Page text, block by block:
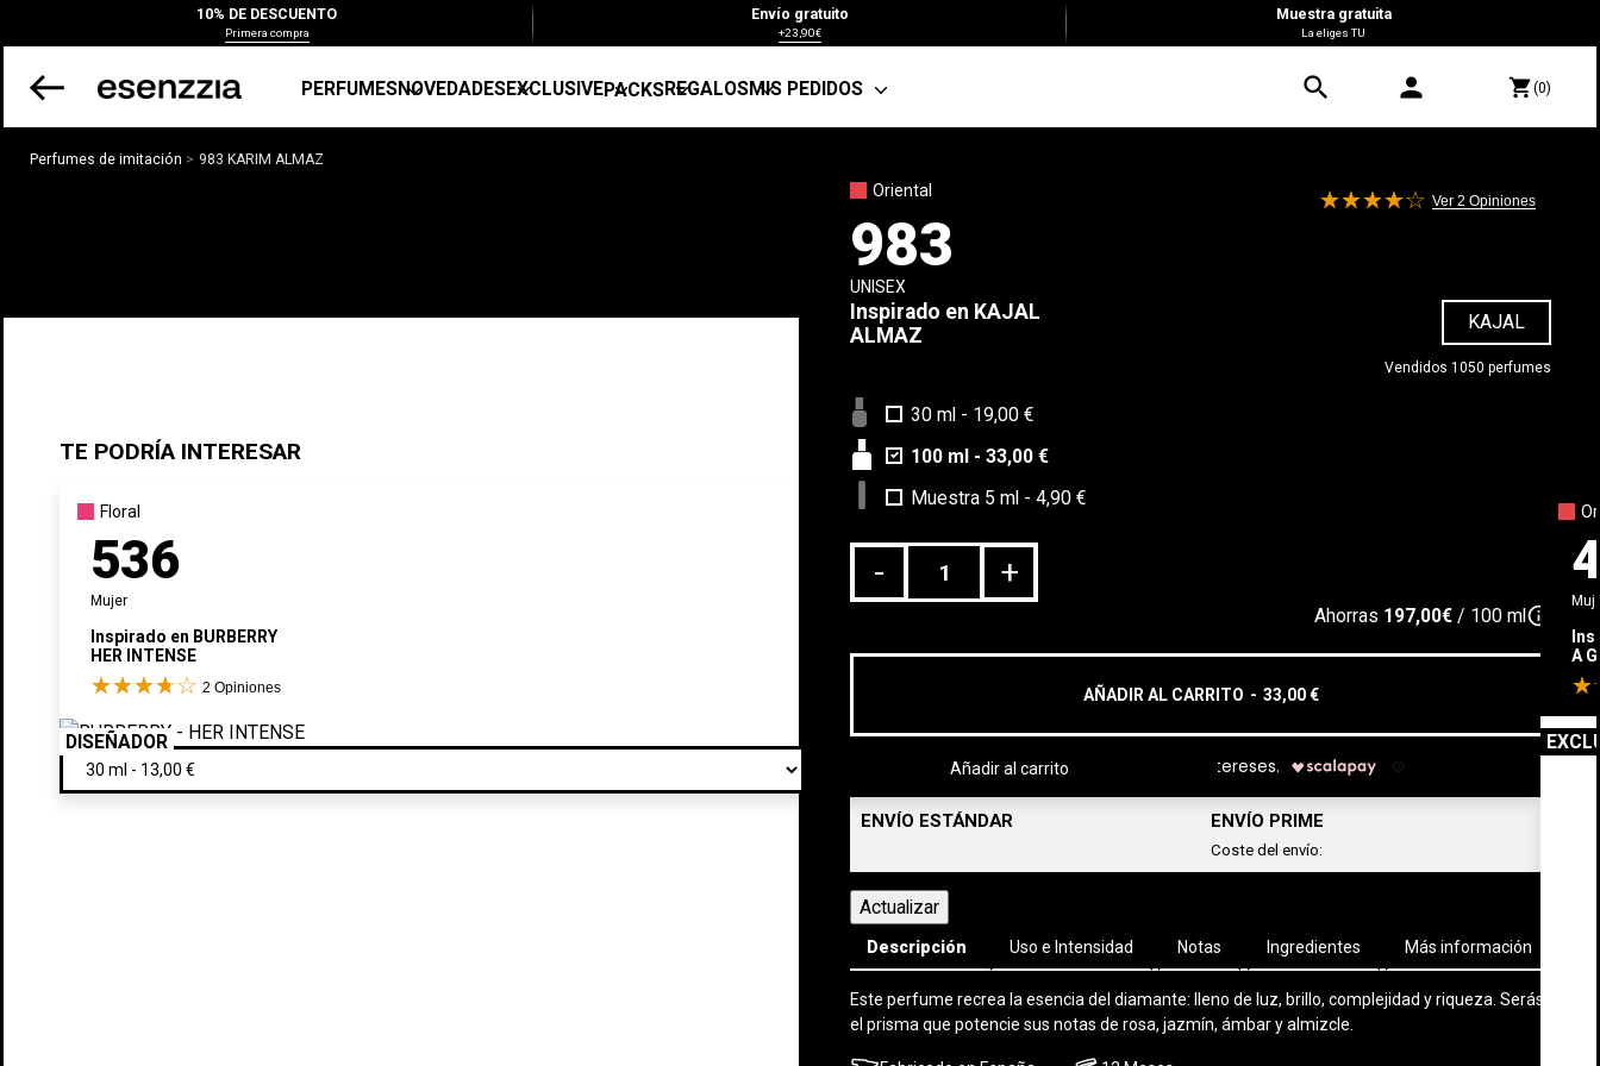
10% DE DESCUENTO
Primera compra
Envío gratuito
+23,90€
Muestra gratuita
La eliges TU
PERFUMESNOVEDADESEXCLUSIVEPACKSREGALOSMIS PEDIDOS search person shopping_cart(0)
Perfumes de imitación 983 KARIM ALMAZ
Oriental
Ver 2 Opiniones
983
UNISEX
Inspirado en KAJAL
ALMAZ
KAJAL
Vendidos 1050 perfumes
30 ml - 19,00 €
100 ml - 33,00 €
Muestra 5 ml - 4,90 €
- +
Ahorras 197,00€ / 100 mlinfo_outline
AÑADIR AL CARRITO - 33,00 €
ENVÍO ESTÁNDAR ENVÍO PRIME
Coste del envío:
Descripción Uso e Intensidad Notas Ingredientes Más información
Este perfume recrea la esencia del diamante: lleno de luz, brillo, complejidad y riqueza. Serás
el prisma que potencie sus notas de rosa, jazmín, ámbar y almizcle.
TE PODRÍA INTERESAR
Floral
536
Mujer
Inspirado en BURBERRY
HER INTENSE
2Opiniones
DISEÑADOR
Añadir al carrito
A